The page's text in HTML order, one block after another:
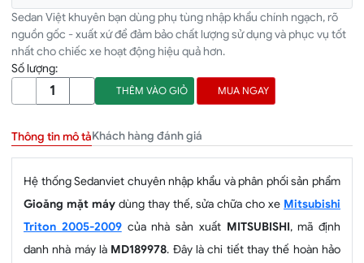
Sedan Việt khuyên bạn dùng phụ tùng nhập khẩu chính ngạch, rõ
nguồn gốc - xuất xứ để đảm bảo chất lượng sử dụng và phục vụ tốt
nhất cho chiếc xe hoạt động hiệu quả hơn.
Số lượng:
THÊM VÀO GIỎ MUA NGAY
Thông tin mô tảKhách hàng đánh giá
Hệ thống Sedanviet chuyên nhập khẩu và phân phối sản phẩm
Gioăng mặt máy dùng thay thế, sửa chữa cho xe Mitsubishi
Triton 2005-2009của nhà sản xuất MITSUBISHI, mã định
danh nhà máy là MD189978. Đây là chi tiết thay thế hoàn hảo